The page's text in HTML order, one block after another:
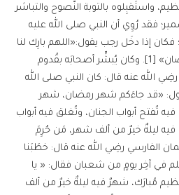
واستَقبِلوه بالتوبة النَّصوح والتباشر
فقد رُوِي أن النبي صلى الله عليه
إذا دخَل رجب يقول:«اللهم بارِك لنا
في رجب وشعبان، وبَلِّغنا رمضان» [1]. وكان يُبشِّر أصحابَه بقُدوم
الله عنه قال: كان النبي صلى الله
«قد جاءَكم شهر رمضان، شهر
تُفتح أبواب الجنان، وتُغلق فيه أبواب
ليلةٌ خيرٌ من ألف شهر، مَن حُرِمَ
[2]. وعن سلمان الفارسي رضِي الله عنه قال: خطَبَنا
في آخِر يومٍ من شعبان فقال: « يا
مُبارَك، شهرٌ فيه ليلةٌ خيرٌ من ألف